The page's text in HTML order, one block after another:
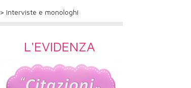
> Interviste e monologhi
L'EVIDENZA